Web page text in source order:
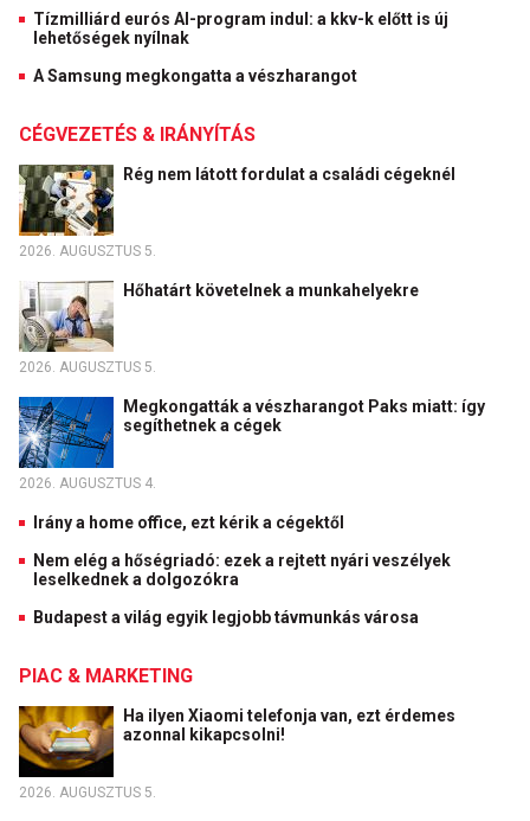
Tízmilliárd eurós AI-program indul: a kkv-k előtt is új
lehetőségek nyílnak
A Samsung megkongatta a vészharangot
CÉGVEZETÉS & IRÁNYÍTÁS
Rég nem látott fordulat a családi cégeknél
2026. AUGUSZTUS 5.
Hőhatárt követelnek a munkahelyekre
2026. AUGUSZTUS 5.
Megkongatták a vészharangot Paks miatt: így
segíthetnek a cégek
2026. AUGUSZTUS 4.
Irány a home office, ezt kérik a cégektől
Nem elég a hőségriadó: ezek a rejtett nyári veszélyek
leselkednek a dolgozókra
Budapest a világ egyik legjobb távmunkás városa
PIAC & MARKETING
Ha ilyen Xiaomi telefonja van, ezt érdemes
azonnal kikapcsolni!
2026. AUGUSZTUS 5.